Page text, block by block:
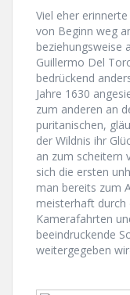
Viel eher
von Beginn weg
beziehungsweise
Guillermo Del
bedrückend
Jahre 1630
zum anderen an
puritanischen,
der Wildnis ihr
an zum scheitern
sich die ersten
man bereits zum
meisterhaft durch
Kamerafahrten
beeindruckende
weitergegeben